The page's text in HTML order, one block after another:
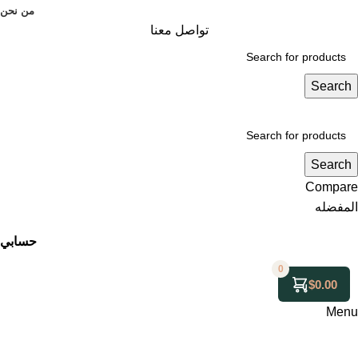
من نحن
تواصل معنا
Search
Search
Compare
المفضله
حسابي
0
$0.00
Menu